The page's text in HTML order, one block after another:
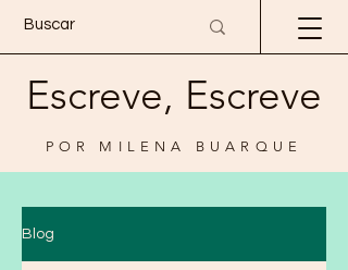
Escreve, Escreve
POR MILENA BUARQUE
Blog